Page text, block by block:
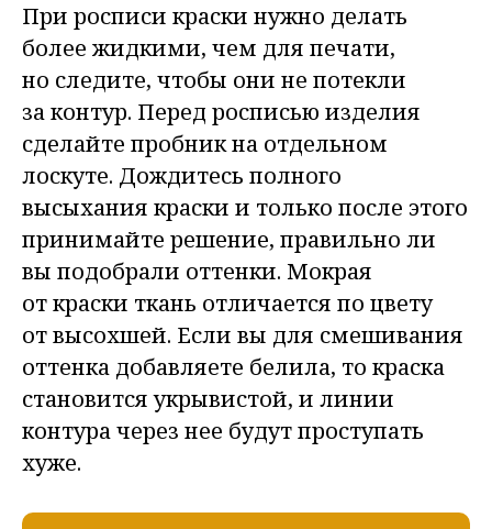
При росписи краски нужно делать
более жидкими, чем для печати,
но следите, чтобы они не потекли
за контур. Перед росписью изделия
сделайте пробник на отдельном
лоскуте. Дождитесь полного
высыхания краски и только после этого
принимайте решение, правильно ли
вы подобрали оттенки. Мокрая
от краски ткань отличается по цвету
от высохшей. Если вы для смешивания
оттенка добавляете белила, то краска
становится укрывистой, и линии
контура через нее будут проступать
хуже.